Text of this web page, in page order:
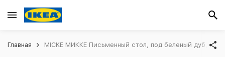
Главная MICKE МИККЕ Письменный стол, под беленый дуб,